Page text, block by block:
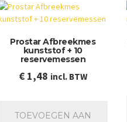
Prostar Afbreekmes
kunststof + 10
reservemessen
€1,48 incl. BTW
TOEVOEGEN AAN